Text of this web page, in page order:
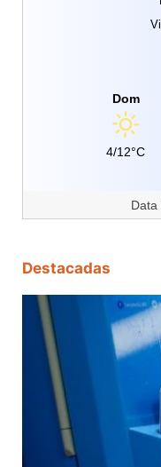
Dom
4/12°C
Data
Destacadas